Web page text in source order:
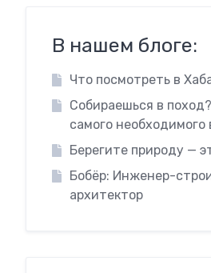
В нашем блоге:
Что посмотреть в
Собираешься в
самого необходимого
Берегите природу —
Бобёр: Инженер-
архитектор